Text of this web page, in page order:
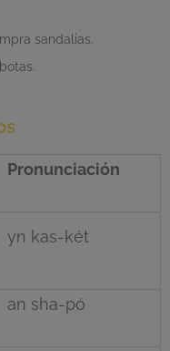
sandalias.
Pronunciación
yn kas-két
an sha-pó